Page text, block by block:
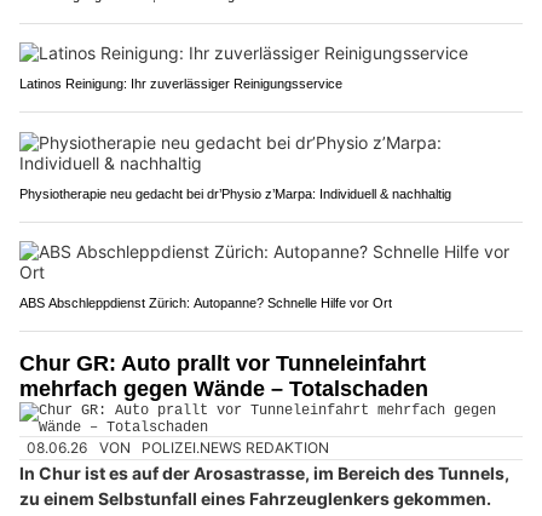
Latinos Reinigung: Ihr zuverlässiger Reinigungsservice
Physiotherapie neu gedacht bei dr’Physio z’Marpa: Individuell & nachhaltig
ABS Abschleppdienst Zürich: Autopanne? Schnelle Hilfe vor Ort
Chur GR: Auto prallt vor Tunneleinfahrt
mehrfach gegen Wände – Totalschaden
08.06.26 VON POLIZEI.NEWS REDAKTION
In Chur ist es auf der Arosastrasse, im Bereich des Tunnels,
zu einem Selbstunfall eines Fahrzeuglenkers gekommen.